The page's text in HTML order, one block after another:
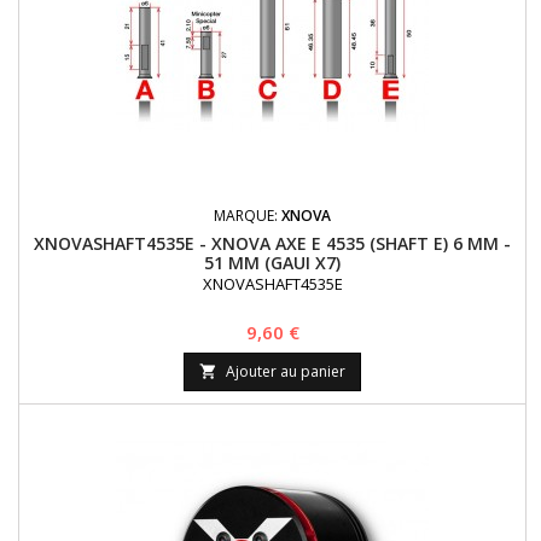
MARQUE: XNOVA
XNOVASHAFT4535E - XNOVA AXE E 4535 (SHAFT E) 6 MM -
51 MM (GAUI X7)
XNOVASHAFT4535E
Prix
9,60 €
 Ajouter au panier